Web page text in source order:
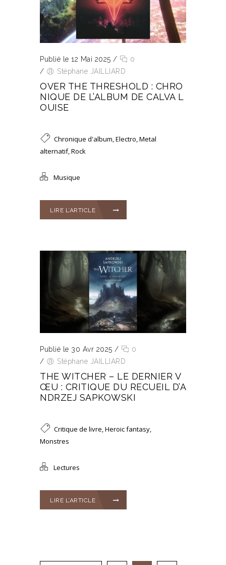
Publié le 12 Mai 2025 /
0
/
Stéphane JAILLIARD
OVER THE THRESHOLD : CHRO
NIQUE DE L’ALBUM DE CALVA L
OUISE
Chronique d'album,Electro,Metal
alternatif,Rock
Musique
LIRE L’ARTICLE
Publié le 30 Avr 2025 /
0
/
Stéphane JAILLIARD
THE WITCHER – LE DERNIER V
ŒU : CRITIQUE DU RECUEIL D’A
NDRZEJ SAPKOWSKI
Critique de livre,Heroic fantasy,
Monstres
Lectures
LIRE L’ARTICLE